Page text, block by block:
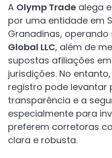
A Olymp Trade alega
por uma entidade em
Granadinas,
Global LLC, além de
supostas afiliações
jurisdições. No
registro pode levantar
transparência e a
especialmente para
preferem corretoras
clara e robusta.